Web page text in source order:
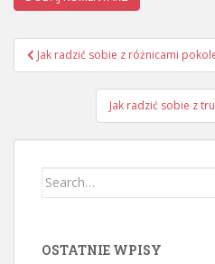
Nawigacja
wpisu
Jak radzić sobie z różnicami
Jak radzić sobie z
Search
OSTATNIE WPISY